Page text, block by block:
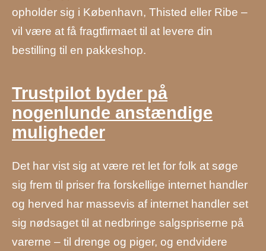
opholder sig i København, Thisted eller Ribe –
vil være at få fragtfirmaet til at levere din
bestilling til en pakkeshop.
Trustpilot byder på
nogenlunde anstændige
muligheder
Det har vist sig at være ret let for folk at søge
sig frem til priser fra forskellige internet handler
og herved har massevis af internet handler set
sig nødsaget til at nedbringe salgspriserne på
varerne – til drenge og piger, og endvidere